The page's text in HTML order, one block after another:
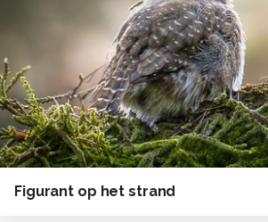
Figurant op het strand